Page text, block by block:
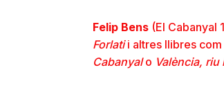
Felip Bens (El Cabanyal
Forlatii altres llibres com
Cabanyalo València, riu